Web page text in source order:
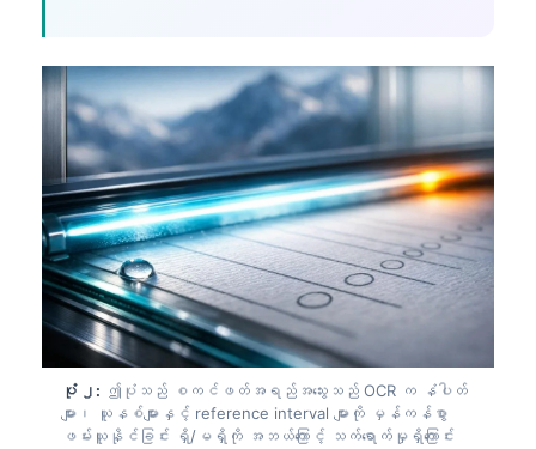
ပုံ ၂: ဤပုံသည် စကင်ဖတ်အရည်အသွေးသည် OCR က နံပါတ်
များ၊ ယူနစ်များနှင့် reference interval များကို မှန်ကန်စွာ
ဖမ်းယူနိုင်ခြင်း ရှိ/မရှိကို အဘယ်ကြောင့် သက်ရောက်မှုရှိကြောင်း